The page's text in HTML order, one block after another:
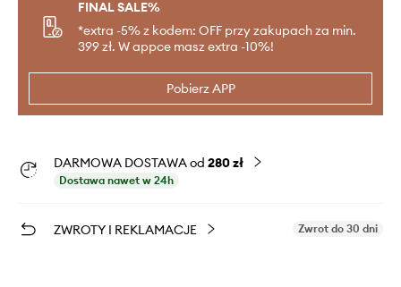
FINAL SALE%
*extra -5% z kodem: OFF przy zakupach za min.
399 zł. W appce masz extra -10%!
Pobierz APP
DARMOWA DOSTAWA od 280 zł
Dostawa nawet w 24h
ZWROTY I REKLAMACJE Zwrot do 30 dni